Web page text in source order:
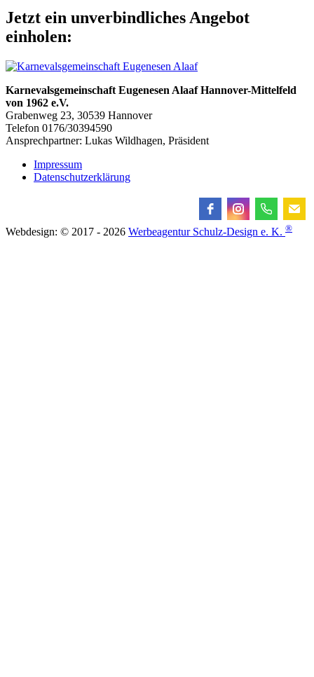
Jetzt ein unverbindliches Angebot
einholen:
Karnevalsgemeinschaft Eugenesen Alaaf Hannover-Mittelfeld
von 1962 e.V.
Grabenweg 23, 30539 Hannover
Telefon 0176/30394590
Ansprechpartner: Lukas Wildhagen, Präsident
Impressum
Datenschutzerklärung
Webdesign: © 2017 - 2026 Werbeagentur Schulz-Design e. K. ®